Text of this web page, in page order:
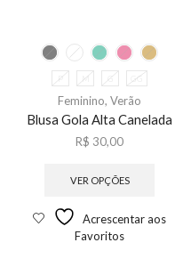
P M GG
Feminino, Verão
Blusa Gola Alta Canelada
R$ 30,00
VER OPÇÕES
Acrescentar aos
Favoritos